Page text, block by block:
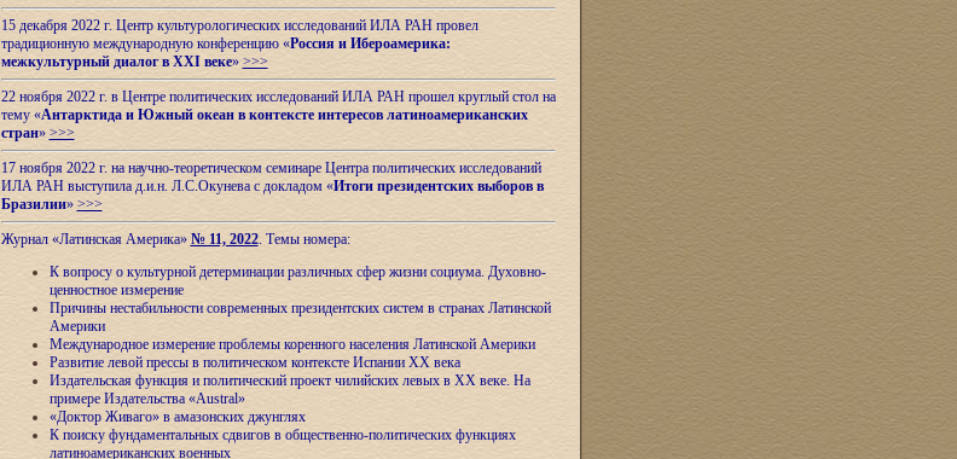
15 декабря 2022 г. Центр культурологических исследований ИЛА РАН провел
традиционную международную конференцию «Россия и Ибероамерика:
межкультурный диалог в XXI веке» >>>
22 ноября 2022 г. в Центре политических исследований ИЛА РАН прошел круглый стол на
тему «Антарктида и Южный океан в контексте интересов латиноамериканских
стран» >>>
17 ноября 2022 г. на научно-теоретическом семинаре Центра политических исследований
ИЛА РАН выступила д.и.н. Л.С.Окунева с докладом «Итоги президентских выборов в
Бразилии» >>>
Журнал «Латинская Америка» № 11, 2022. Темы номера:
К вопросу о культурной детерминации различных сфер жизни социума. Духовно-
ценностное измерение
Причины нестабильности современных президентских систем в странах Латинской
Америки
Международное измерение проблемы коренного населения Латинской Америки
Развитие левой прессы в политическом контексте Испании XX века
Издательская функция и политический проект чилийских левых в XX веке. На
примере Издательства «Austral»
«Доктор Живаго» в амазонских джунглях
К поиску фундаментальных сдвигов в общественно-политических функциях
латиноамериканских военных